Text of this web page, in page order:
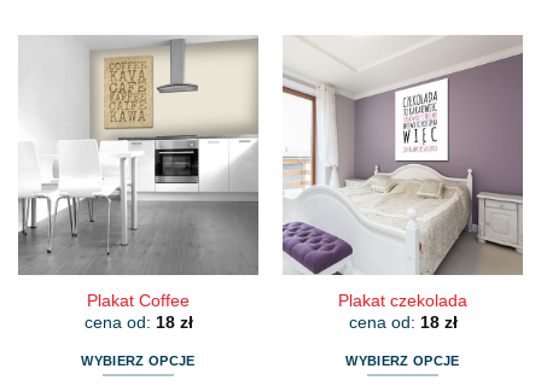
ma
wiele
wariantów.
Opcje
można
wybrać
na
stronie
produktu
wiele
wariantów.
Opcje
można
wybrać
na
stronie
produktu
Plakat Coffee
cena od: 18 zł
WYBIERZ OPCJE
Plakat czekolada
cena od: 18 zł
WYBIERZ OPCJE